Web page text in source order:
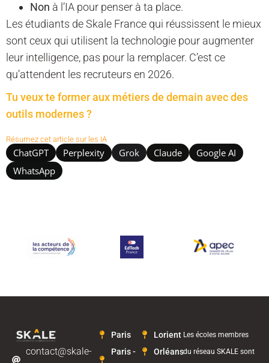
Non à l’IA pour penser à ta place.
Les étudiants de Skale France qui réussissent le mieux
sont ceux qui utilisent la technologie pour augmenter
leur intelligence, pas pour la remplacer. C’est ce
qu’attendent les recruteurs en 2026.
Tu veux te former aux métiers de demain avec des
outils modernes ?
Résumez cet article sur les IA
ChatGPT Perplexity Grok Claude
Google AI
WhatsApp
contact@skale-
Paris
Paris -
Lorient
Orléans
Les écoles membres
du réseau SKALE sont